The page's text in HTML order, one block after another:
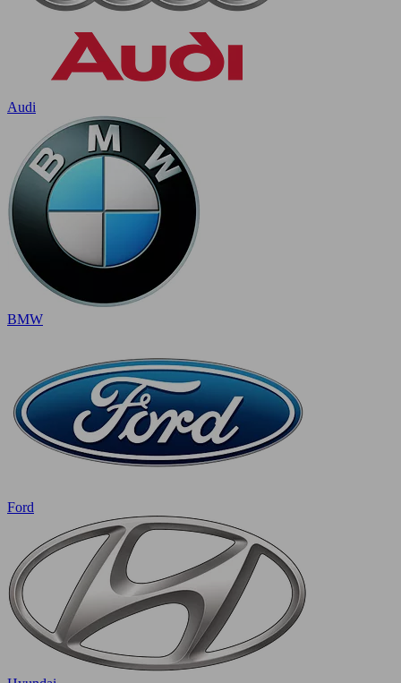
Audi
BMW
Ford